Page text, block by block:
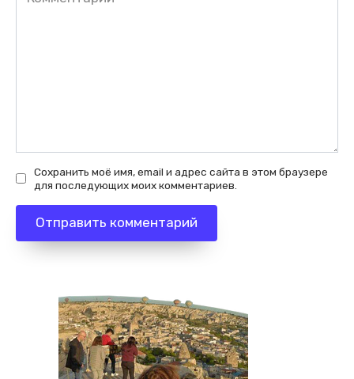
Сохранить моё имя, email и адрес сайта в этом браузере
для последующих моих комментариев.